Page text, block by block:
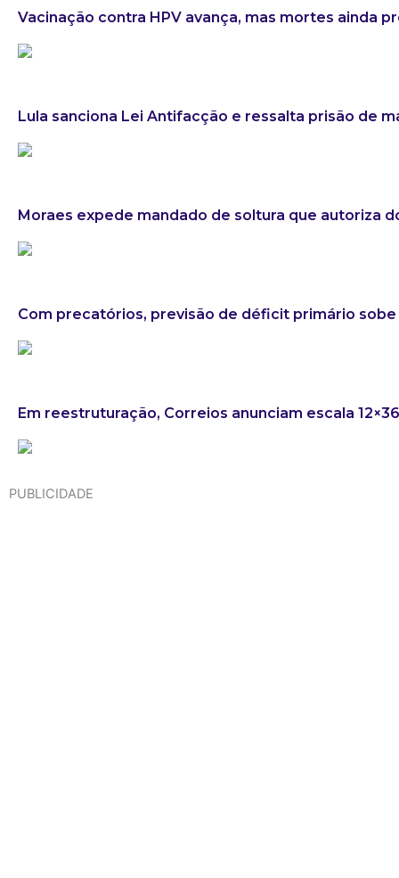
Vacinação contra HPV avança, mas mortes ainda
Lula sanciona Lei Antifacção e ressalta prisão de
Moraes expede mandado de soltura que autoriza
Com precatórios, previsão de déficit primário sobe
Em reestruturação, Correios anunciam escala
PUBLICIDADE